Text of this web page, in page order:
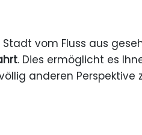
vom Fluss aus
. Dies ermöglicht es
anderen Perspektive